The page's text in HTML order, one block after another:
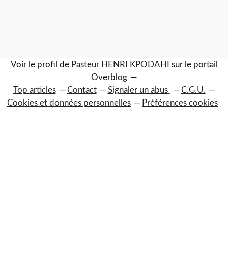
Voir le profil de Pasteur HENRI KPODAHI
sur le portail
Overblog
Top articles
Contact Signaler un abus
C.G.U.
Cookies et données personnelles
Préférences cookies